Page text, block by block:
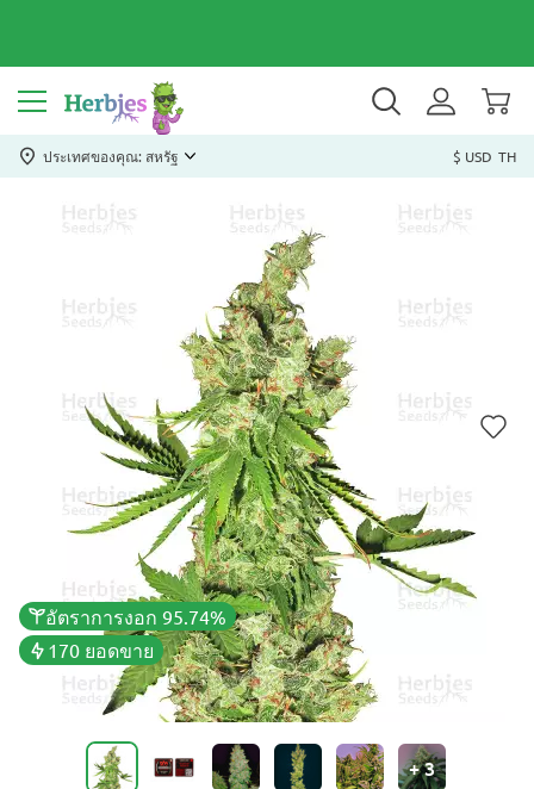
ประเทศของคุณ: สหรัฐ $ USD TH
อัตราการงอก 95.74%
170 ยอดขาย
+3